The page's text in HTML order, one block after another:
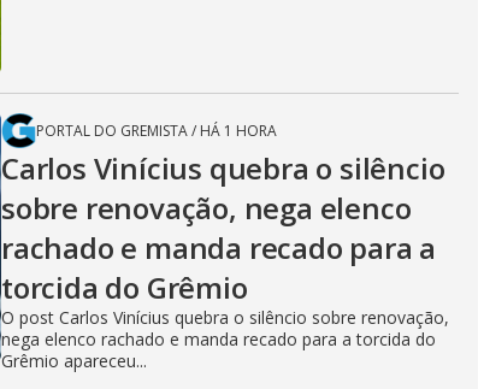
PORTAL DO GREMISTA/ HÁ 1 HORA
Carlos Vinícius quebra o silêncio
sobre renovação, nega elenco
rachado e manda recado para a
torcida do Grêmio
O post Carlos Vinícius quebra o silêncio sobre renovação,
nega elenco rachado e manda recado para a torcida do
Grêmio apareceu...